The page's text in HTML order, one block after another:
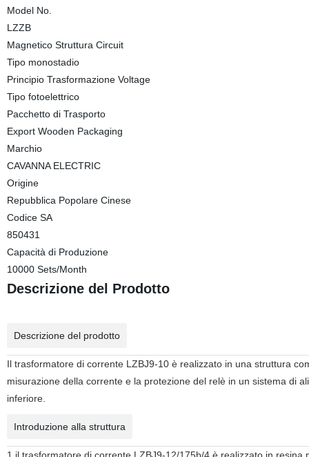
Model No.
LZZB
Magnetico Struttura Circuit
Tipo monostadio
Principio Trasformazione Voltage
Tipo fotoelettrico
Pacchetto di Trasporto
Export Wooden Packaging
Marchio
CAVANNA ELECTRIC
Origine
Repubblica Popolare Cinese
Codice SA
850431
Capacità di Produzione
10000 Sets/Month
Descrizione del Prodotto
Descrizione del prodotto
Il trasformatore di corrente LZBJ9-10 è realizzato in una struttura
misurazione della corrente e la protezione del relè in un sistema di
inferiore.
Introduzione alla struttura